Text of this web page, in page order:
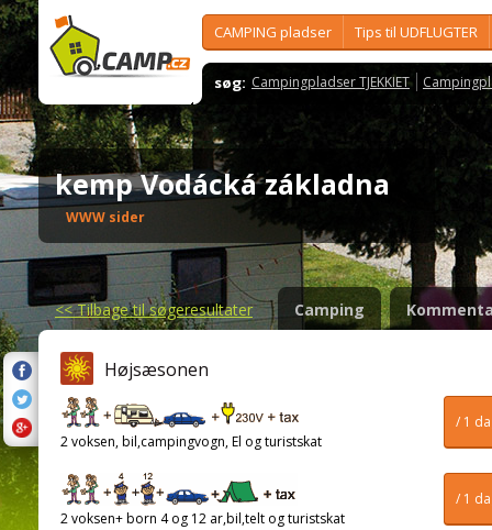
CAMPING pladser Tips til UDFLUGTER
søg: Campingpladser TJEKKIET
kemp Vodácká základna
WWW sider
<<Tilbage til søgeresultater Camping
Højsæsonen
/ 1
2 voksen, bil,campingvogn, El og turistskat
/ 1
2 voksen+ born 4 og 12 ar,bil,telt og turistskat